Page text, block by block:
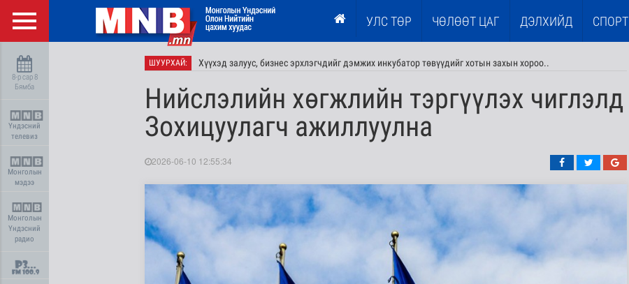
УЛС ТӨР ЧӨЛӨӨТ ЦАГ ДЭЛХИЙД СПОРТ
8-р сар 8
Бямба
Үндэсний
телевиз
Монголын
мэдээ
Монголын
Үндэсний
радио
ШУУРХАЙ: Хүүхэд залуус, бизнес эрхлэгчдийг дэмжих инкубатор төвүүдийг хотын захын хороо..
Нийслэлийн хөгжлийн тэргүүлэх чиглэлд
Зохицуулагч ажиллуулна
2026-06-10 12:55:34